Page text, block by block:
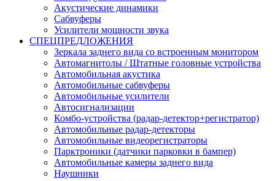
Акустические динамики
Сабвуферы
Усилители мощности звука
СПЕЦПРЕДЛОЖЕНИЯ
Зеркала заднего вида со встроенным монитором
Автомагнитолы / Штатные головные устройства
Автомобильная акустика
Автомобильные сабвуферы
Автомобильные усилители
Автосигнализации
Комбо-устройства (радар-детектор+регистратор)
Автомобильные радар-детекторы
Автомобильные видеорегистраторы
Парктроники (датчики парковки в бампер)
Автомобильные камеры заднего вида
Наушники